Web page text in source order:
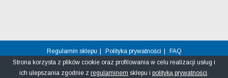
Regulamin sklepu Polityka prywatności FAQ
Strona korzysta z plików cookie oraz profilowania w celu realizacji usług i
ich ulepszania zgodnie z regulaminem sklepu i polityką prywatności.